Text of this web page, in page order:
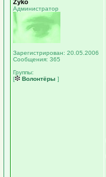
Zyko
Администратор
Зарегистрирован: 20.05.2006
Сообщения: 365
Группы:
[
Волонтёры ]